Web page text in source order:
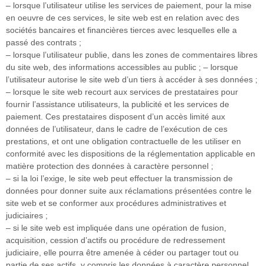
– lorsque l’utilisateur utilise les services de paiement, pour la mise
en oeuvre de ces services, le site web est en relation avec des
sociétés bancaires et financières tierces avec lesquelles elle a
passé des contrats ;
– lorsque l’utilisateur publie, dans les zones de commentaires libres
du site web, des informations accessibles au public ; – lorsque
l’utilisateur autorise le site web d’un tiers à accéder à ses données ;
– lorsque le site web recourt aux services de prestataires pour
fournir l’assistance utilisateurs, la publicité et les services de
paiement. Ces prestataires disposent d’un accès limité aux
données de l’utilisateur, dans le cadre de l’exécution de ces
prestations, et ont une obligation contractuelle de les utiliser en
conformité avec les dispositions de la réglementation applicable en
matière protection des données à caractère personnel ;
– si la loi l’exige, le site web peut effectuer la transmission de
données pour donner suite aux réclamations présentées contre le
site web et se conformer aux procédures administratives et
judiciaires ;
– si le site web est impliquée dans une opération de fusion,
acquisition, cession d’actifs ou procédure de redressement
judiciaire, elle pourra être amenée à céder ou partager tout ou